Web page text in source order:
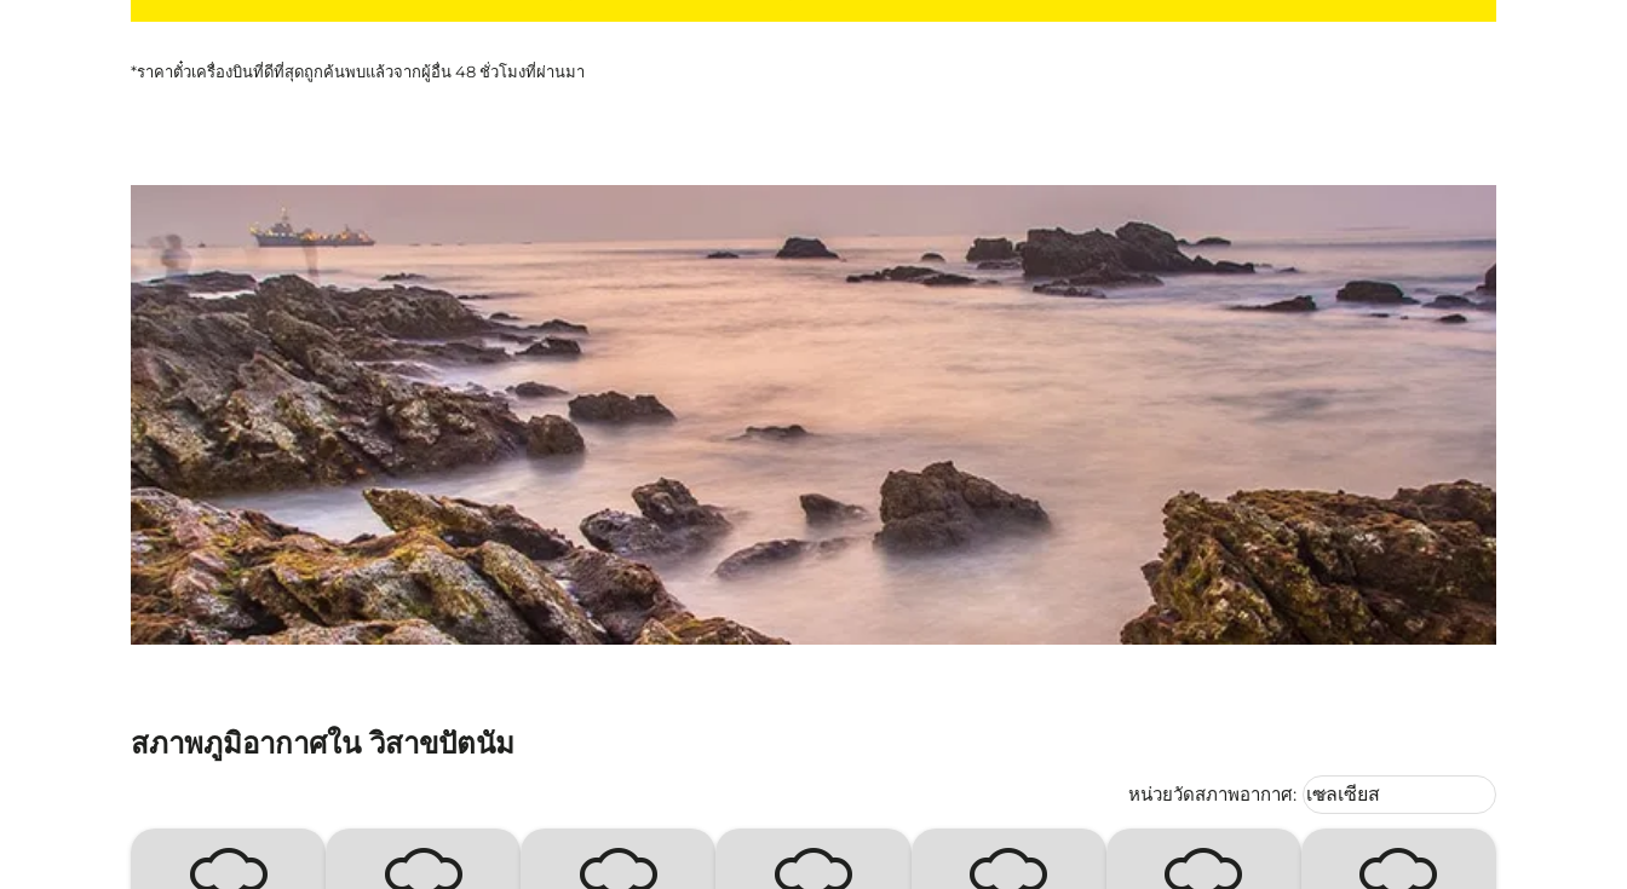
*ราคาตั๋วเครื่องบินที่ดีที่สุดถูกค้นพบแล้วจากผู้อื่น 48 ชั่วโมงที่ผ่านมา
สภาพภูมิอากาศใน วิสาขปัตนัม
หน่วยวัดสภาพอากาศ: Weather unit option เซลเซียส
เซลเซียส
keyboard_arrow_down